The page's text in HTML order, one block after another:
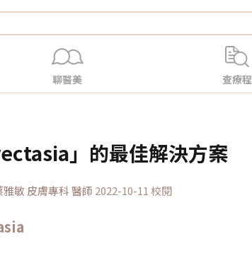
聊醫美 查療程
」的最佳解決方案
雅敏 皮膚專科醫師 2022-10-11 校閱